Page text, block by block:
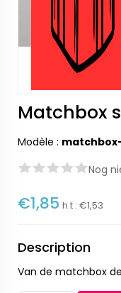
Matchbox
Modèle :
Nog
€1,85 h.t : €1,53
Description
Van de matchbox